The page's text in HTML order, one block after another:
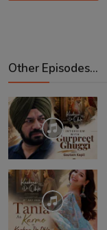
Other Episodes...